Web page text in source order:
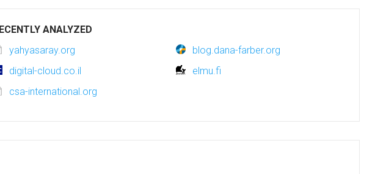
ANALYZED
yahyasaray.org
blog.dana-farber.org
digital-cloud.co.il
elmu.fi
csa-international.org